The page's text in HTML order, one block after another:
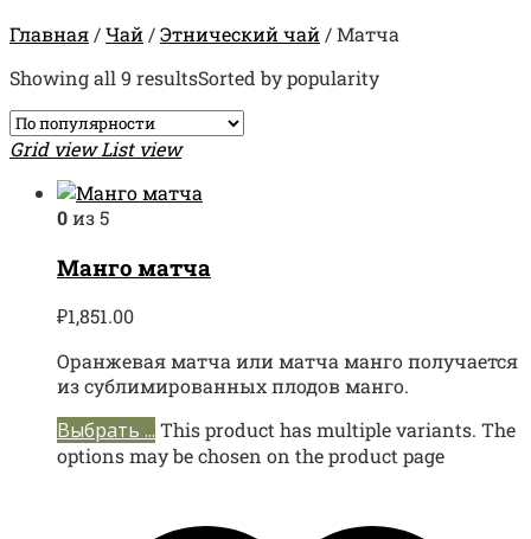
Главная /Чай /Этнический чай /Матча
Showing all 9 resultsSorted by popularity
Grid view List view
0из 5
Манго матча
₽1,851.00
Оранжевая матча или матча манго получается
из сублимированных плодов манго.
Выбрать ... This product has multiple variants. The
options may be chosen on the product page